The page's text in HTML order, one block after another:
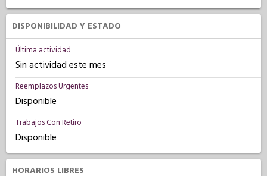
DISPONIBILIDAD Y ESTADO
Última actividad
Sin actividad este mes
Reemplazos Urgentes
Disponible
Trabajos Con Retiro
Disponible
HORARIOS LIBRES